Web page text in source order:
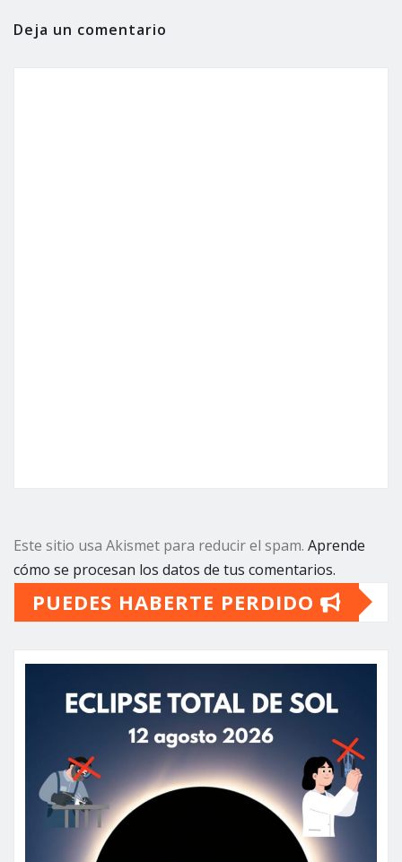
Deja un comentario
Este sitio usa Akismet para reducir el spam. Aprende
cómo se procesan los datos de tus comentarios.
PUEDES HABERTE PERDIDO